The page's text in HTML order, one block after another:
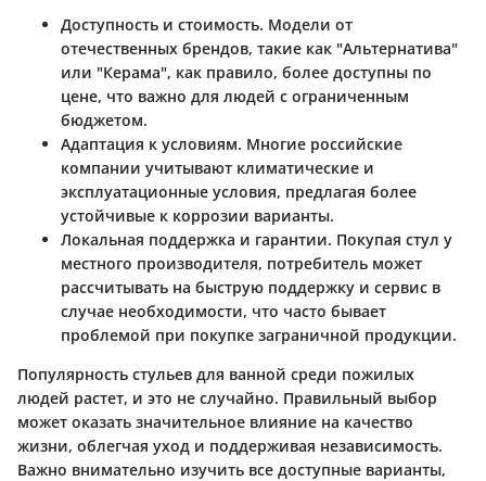
Доступность и стоимость. Модели от
отечественных брендов, такие как "Альтернатива"
или "Керама", как правило, более доступны по
цене, что важно для людей с ограниченным
бюджетом.
Адаптация к условиям. Многие российские
компании учитывают климатические и
эксплуатационные условия, предлагая более
устойчивые к коррозии варианты.
Локальная поддержка и гарантии. Покупая стул у
местного производителя, потребитель может
рассчитывать на быструю поддержку и сервис в
случае необходимости, что часто бывает
проблемой при покупке заграничной продукции.
Популярность стульев для ванной среди пожилых
людей растет, и это не случайно. Правильный выбор
может оказать значительное влияние на качество
жизни, облегчая уход и поддерживая независимость.
Важно внимательно изучить все доступные варианты,